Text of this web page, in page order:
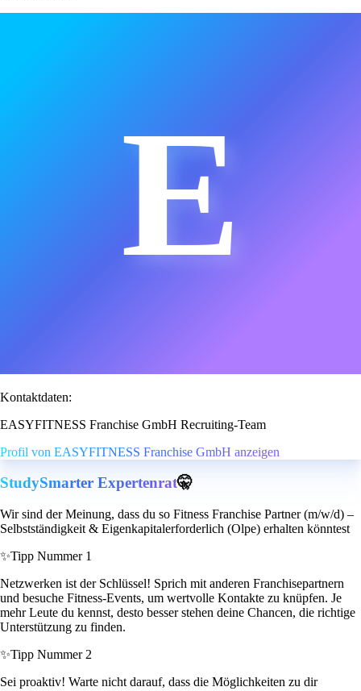
E
Kontaktdaten:
EASYFITNESS Franchise GmbH Recruiting-Team
Profil von EASYFITNESS Franchise GmbH anzeigen
StudySmarter Expertenrat🤫
Wir sind der Meinung, dass du so Fitness Franchise Partner (m/w/d) –
Selbstständigkeit & Eigenkapitalerforderlich (Olpe) erhalten könntest
✨Tipp Nummer 1
Netzwerken ist der Schlüssel! Sprich mit anderen Franchisepartnern
und besuche Fitness-Events, um wertvolle Kontakte zu knüpfen. Je
mehr Leute du kennst, desto besser stehen deine Chancen, die richtige
Unterstützung zu finden.
✨Tipp Nummer 2
Sei proaktiv! Warte nicht darauf, dass die Möglichkeiten zu dir